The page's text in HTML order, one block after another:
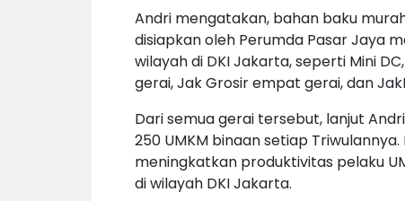
Andri mengatakan, bahan baku
disiapkan oleh Perumda Pasar Jaya
wilayah di DKI Jakarta, seperti Mini
gerai, Jak Grosir empat gerai, dan
Dari semua gerai tersebut, lanjut
250 UMKM binaan setiap
meningkatkan produktivitas pelaku
di wilayah DKI Jakarta.